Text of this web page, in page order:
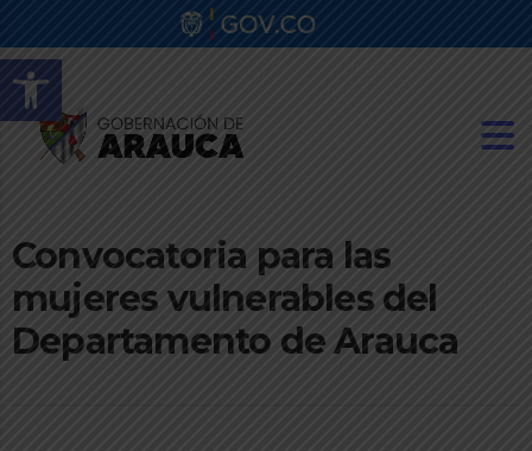
Abrir barra de herramientas
Convocatoria para las
mujeres vulnerables del
Departamento de Arauca